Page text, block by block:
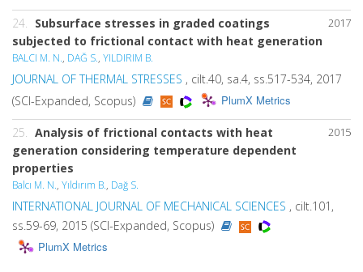
2017
24.
Subsurface stresses in graded coatings
subjected to frictional contact with heat generation
BALCI M. N., DAĞ S., YILDIRIM B.
JOURNAL OF THERMAL STRESSES , cilt.40, sa.4, ss.517-534, 2017
(SCI-Expanded, Scopus)
PlumX Metrics
2015
25.
Analysis of frictional contacts with heat
generation considering temperature dependent
properties
Balcı M. N., Yıldırım B., Dağ S.
INTERNATIONAL JOURNAL OF MECHANICAL SCIENCES , cilt.101,
ss.59-69, 2015 (SCI-Expanded, Scopus)
PlumX Metrics